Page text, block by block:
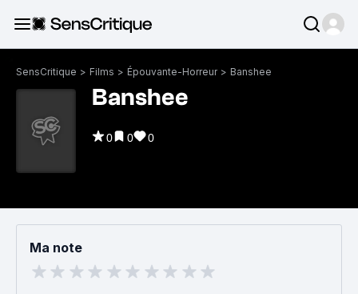
SensCritique > Films > Épouvante-Horreur > Banshee
Banshee
0 0 0
Ma note